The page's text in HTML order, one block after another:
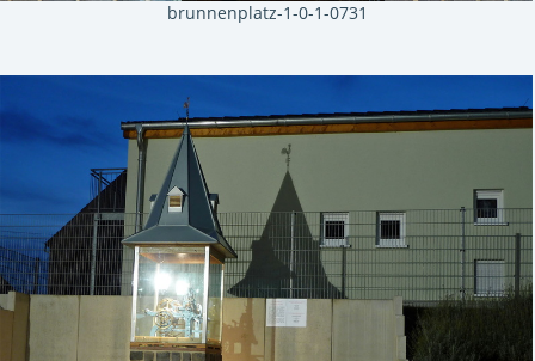
brunnenplatz-1-0-1-0731